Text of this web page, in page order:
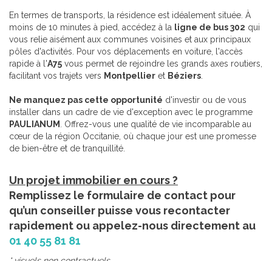
En termes de transports, la résidence est idéalement située. À
moins de 10 minutes à pied, accédez à la ligne de bus 302 qui
vous relie aisément aux communes voisines et aux principaux
pôles d'activités. Pour vos déplacements en voiture, l'accès
rapide à l'A75 vous permet de rejoindre les grands axes routiers,
facilitant vos trajets vers Montpellier et Béziers.
Ne manquez pas cette opportunité d'investir ou de vous
installer dans un cadre de vie d'exception avec le programme
PAULIANUM . Offrez-vous une qualité de vie incomparable au
cœur de la région Occitanie, où chaque jour est une promesse
de bien-être et de tranquillité.
Un projet immobilier en cours ?
Remplissez le formulaire de contact pour
qu’un conseiller puisse vous recontacter
rapidement ou appelez-nous directement au
01 40 55 81 81